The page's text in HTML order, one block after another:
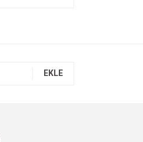
EKLE